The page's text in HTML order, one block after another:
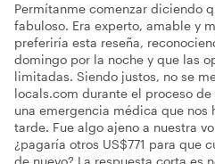
Permítanme comenzar diciendo
fabuloso. Era experto, amable y
preferiría esta reseña,
domingo por la noche y que las
limitadas. Siendo justos, no se
locals.com durante el proceso
una emergencia médica que nos
tarde. Fue algo ajeno a nuestra
¿pagaría otros US$771 para que